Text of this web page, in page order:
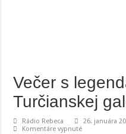
Večer s
Turčianskej
Rádio Rebeca 26. januára
Komentáre vypnuténa